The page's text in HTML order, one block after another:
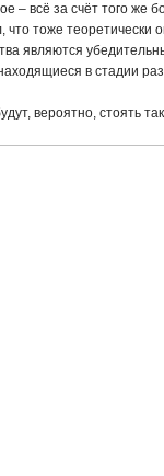
– всё за счёт того же
тоже теоретически
являются
в стадии
вероятно, стоять